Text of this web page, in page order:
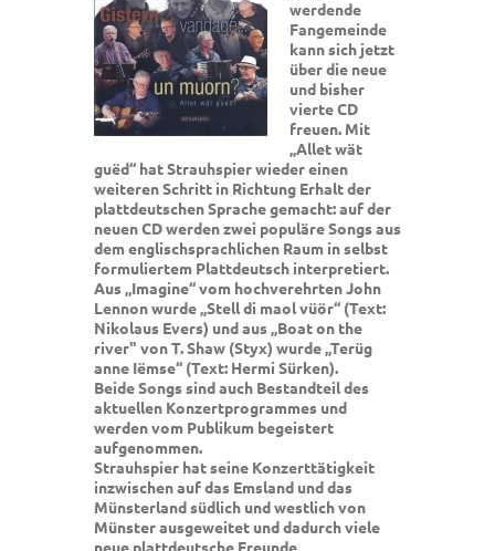
werdende
Fangemeinde
kann sich jetzt
über die neue
und bisher
vierte CD
freuen. Mit
„Allet wät
guëd“ hat Strauhspier wieder einen
weiteren Schritt in Richtung Erhalt der
plattdeutschen Sprache gemacht: auf der
neuen CD werden zwei populäre Songs aus
dem englischsprachlichen Raum in selbst
formuliertem Plattdeutsch interpretiert.
Aus „Imagine“ vom hochverehrten John
Lennon wurde „Stell di maol vüör“ (Text:
Nikolaus Evers) und aus „Boat on the
river" von T. Shaw (Styx) wurde „Terüg
anne Iëmse“ (Text: Hermi Sürken).
Beide Songs sind auch Bestandteil des
aktuellen Konzertprogrammes und
werden vom Publikum begeistert
aufgenommen.
Strauhspier hat seine Konzerttätigkeit
inzwischen auf das Emsland und das
Münsterland südlich und westlich von
Münster ausgeweitet und dadurch viele
neue plattdeutsche Freunde